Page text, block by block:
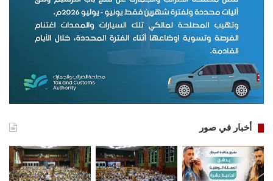
أخبار في صور